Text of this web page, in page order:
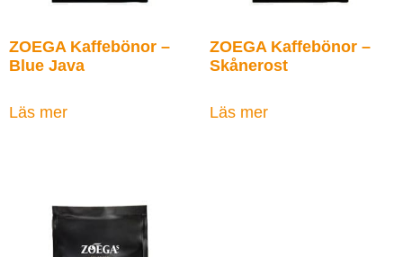
ZOEGA Kaffebönor –
Blue Java
Läs mer
ZOEGA Kaffebönor –
Skånerost
Läs mer